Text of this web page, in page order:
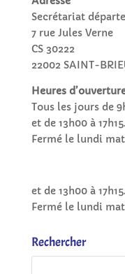
Secrétariat
7 rue Jules Verne
CS 30222
22002 SAINT-
Heures
Tous les jours de
et de 13h00 à 17h15.
Fermé le lundi
et de 13h00 à 17h15.
Fermé le lundi
Rechercher